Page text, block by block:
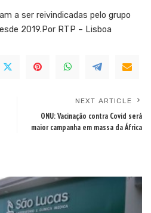
a ser reivindicadas pelo grupo
2019.Por RTP – Lisboa
NEXT ARTICLE
ONU: Vacinação contra Covid será
maior campanha em massa da África